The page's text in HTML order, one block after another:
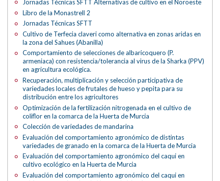
Jornadas Técnicas SFTT Alternativas de cultivo en el Noroeste
Libro de la Monastrell 2
Jornadas Técnicas SFTT
Cultivo de Terfecia claveri como alternativa en zonas aridas en
la zona del Sahues (Abanilla)
Comportamiento de selecciones de albaricoquero (P.
armeniaca) con resistencia/tolerancia al virus de la Sharka (PPV)
en agricultura ecológica.
Recuperación, multiplicación y selección participativa de
variedades locales de frutales de hueso y pepita para su
distribución entre los agricultores
Optimización de la fertilización nitrogenada en el cultivo de
coliflor en la comarca de la Huerta de Murcia
Colección de variedades de mandarina
Evaluación del comportamiento agronómico de distintas
variedades de granado en la comarca de la Huerta de Murcia
Evaluación del comportamiento agronómico del caqui en
cultivo ecológico en la Huerta de Murcia
Evaluación del comportamiento agronómico del caqui en